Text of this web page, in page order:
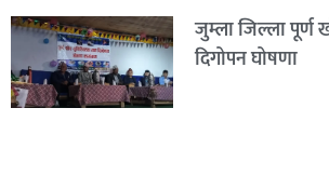
जुम्ला जिल्ला पूर्ण
दिगोपन घोषणा